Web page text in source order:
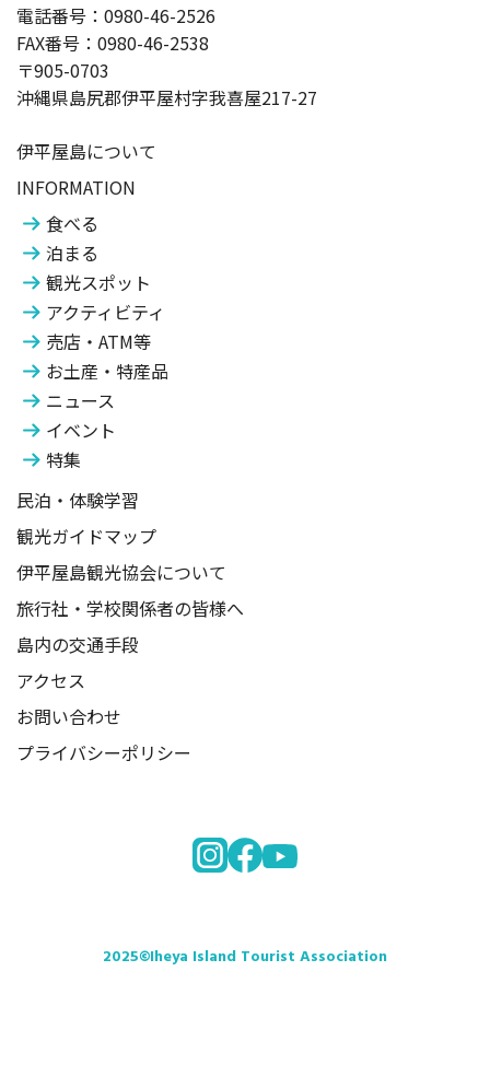
電話番号：0980-46-2526
FAX番号：0980-46-2538
〒905-0703
沖縄県島尻郡伊平屋村字我喜屋217-27
伊平屋島について
INFORMATION
食べる
泊まる
観光スポット
アクティビティ
売店・ATM等
お土産・特産品
ニュース
イベント
特集
民泊・体験学習
観光ガイドマップ
伊平屋島観光協会について
旅行社・学校関係者の皆様へ
島内の交通手段
アクセス
お問い合わせ
プライバシーポリシー
2025©Iheya Island Tourist Association